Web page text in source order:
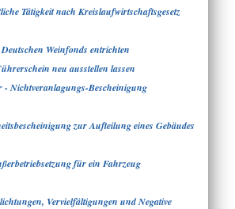
Tätigkeit nach Kreislaufwirtschaftsgesetz
Weinfonds entrichten
neu ausstellen lassen
- Nichtveranlagungs-Bescheinigung
zur Aufteilung eines Gebäudes
für ein Fahrzeug
Vervielfältigungen und Negative